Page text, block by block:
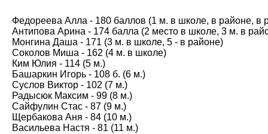
Федореева Алла - 180 баллов (1 м. в школе, в районе, в
Антипова Арина - 174 балла (2 место в школе, 3 м. в
Монгина Даша - 171 (3 м. в школе, 5 - в районе)
Соколов Миша - 162 (4 м. в школе)
Ким Юлия - 114 (5 м.)
Башаркин Игорь - 108 б. (6 м.)
Суслов Виктор - 102 (7 м.)
Радысюк Максим - 99 (8 м.)
Сайфулин Стас - 87 (9 м.)
Щербакова Аня - 84 (10 м.)
Васильева Настя - 81 (11 м.)